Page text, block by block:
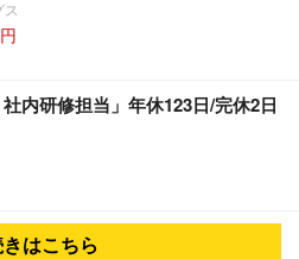
内研修担当」年休123日/完休2日
はこちら